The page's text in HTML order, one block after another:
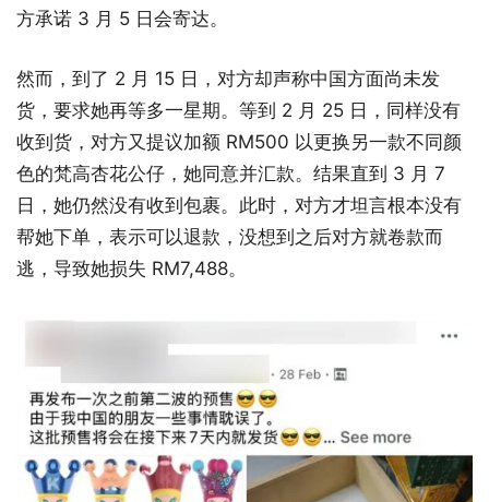
方承诺 3 月 5 日会寄达。
然而，到了 2 月 15 日，对方却声称中国方面尚未发
货，要求她再等多一星期。等到 2 月 25 日，同样没有
收到货，对方又提议加额 RM500 以更换另一款不同颜
色的梵高杏花公仔，她同意并汇款。结果直到 3 月 7
日，她仍然没有收到包裹。此时，对方才坦言根本没有
帮她下单，表示可以退款，没想到之后对方就卷款而
逃，导致她损失 RM7,488。